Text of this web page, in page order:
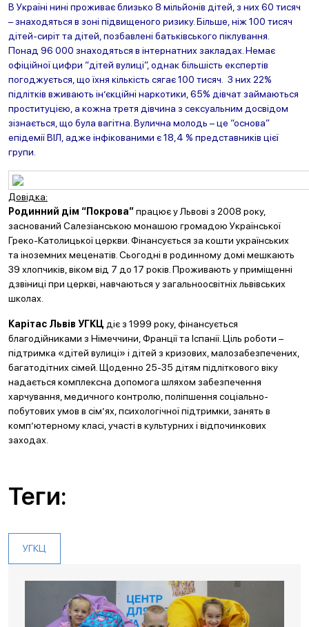
В Україні нині проживає близько 8 мільйонів дітей, з них 60 тисяч
– знаходяться в зоні підвищеного ризику. Більше, ніж 100 тисяч
дітей-сиріт та дітей, позбавлені батьківського піклування.
Понад 96 000 знаходяться в інтернатних закладах. Немає
офіційної цифри “дітей вулиці”, однак більшість експертів
погоджується, що їхня кількість сягає 100 тисяч. З них 22%
підлітків вживають ін’єкційні наркотики, 65% дівчат займаються
проституцією, а кожна третя дівчина з сексуальним досвідом
зізнається, що була вагітна. Вулична молодь – це “основа”
епідемії ВІЛ, адже інфікованими є 18,4 % представників цієї
групи.
Довідка:
Родинний дім “Покрова”працює у Львові з 2008 року,
заснований Салезіанською монашою громадою Української
Греко-Католицької церкви. Фінансується за кошти українських
та іноземних меценатів. Сьогодні в родинному домі мешкають
39 хлопчиків, віком від 7 до 17 років. Проживають у приміщенні
дзвіниці при церкві, навчаються у загальноосвітніх львівських
школах.
Карітас Львів УГКЦ діє з 1999 року, фінансується
благодійниками з Німеччини, Франції та Іспанії. Ціль роботи –
підтримка «дітей вулиці» і дітей з кризових, малозабезпечених,
багатодітних сімей. Щоденно 25-35 дітям підліткового віку
надається комплексна допомога шляхом забезпечення
харчування, медичного контролю, поліпшення соціально-
побутових умов в сім’ях, психологічної підтримки, занять в
комп’ютерному класі, участі в культурних і відпочинкових
заходах.
Теги:
УГКЦ